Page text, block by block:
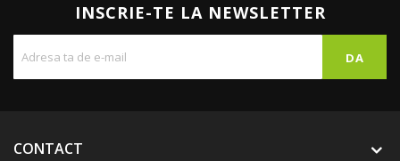
INSCRIE-TE LA NEWSLETTER
CONTACT